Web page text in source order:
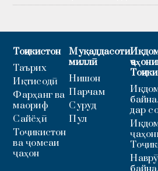
Тоҷикистон
Таърих
Иқтисодӣ
Фарҳанг ва
маориф
Сайёҳӣ
Тоҷикистон
ва ҷомеаи
ҷаҳон
Муқаддасоти
миллӣ
Нишон
Парчам
Суруд
Пул
дар